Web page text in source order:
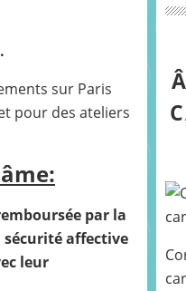
sur Paris
pour des ateliers
par la
sécurité affective
leur